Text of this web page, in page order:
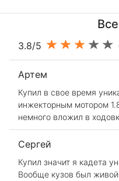
3.8/5
Артем
Купил в свое время
инжекторным мотором
немного вложил в
получился Опель кадет
запчастей низкая, и
возможно за 10 сек и
Сергей
Купил значит я кадета
Вообще кузов был